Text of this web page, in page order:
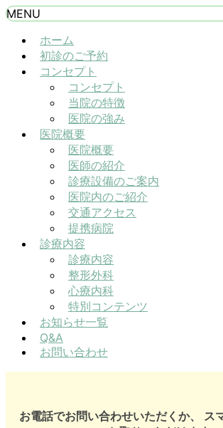
MENU
ホーム
初診のご予約
コンセプト
コンセプト
当院の特徴
医院の強み
医院概要
医院概要
医師の紹介
診療設備のご案内
医院内のご紹介
交通アクセス
提携病院
診療内容
診療内容
整形外科
心療内科
特別コンテンツ
お知らせ一覧
Q&A
お問い合わせ
お電話でお問い合わせいただくか、 ス